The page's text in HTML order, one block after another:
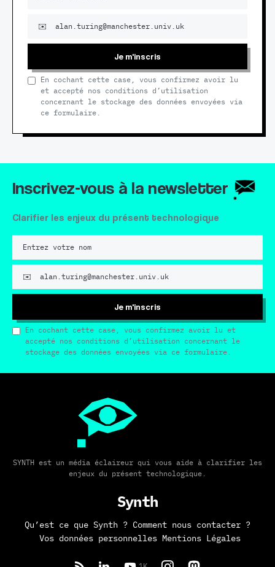
Je m'inscris
En cochant cette case, vous confirmez avoir lu
et accepté nos conditions d’utilisation
concernant le stockage des données envoyées via
ce formulaire.
Inscrivez-vous à la newsletter
Clarifier les enjeux du présent technologique
Je m'inscris
En cochant cette case, vous confirmez avoir lu et
accepté nos conditions d’utilisation concernant le
stockage des données envoyées via ce formulaire.
SYNTH est un média éclaireur qui vous aide à clarifier les
enjeux du présent technologique.
Synth
Qu’est ce que Synth ?
Comment nous contacter ?
Vos données personnelles
Mentions Légales